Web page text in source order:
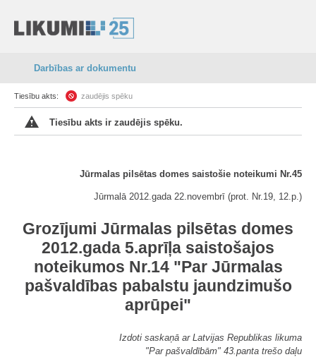
Darbības ar dokumentu
Tiesību akts: zaudējis spēku
Tiesību akts ir zaudējis spēku.
Jūrmalas pilsētas domes saistošie noteikumi Nr.45
Jūrmalā 2012.gada 22.novembrī (prot. Nr.19, 12.p.)
Grozījumi Jūrmalas pilsētas domes
2012.gada 5.aprīļa saistošajos
noteikumos Nr.14 "Par Jūrmalas
pašvaldības pabalstu jaundzimušo
aprūpei"
Izdoti saskaņā ar Latvijas Republikas likuma
"Par pašvaldībām" 43.panta trešo daļu